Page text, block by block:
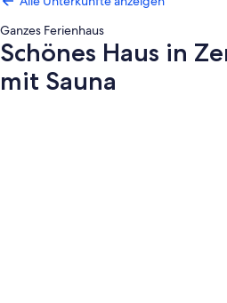
Ganzes Ferienhaus
Schönes Haus in
mit Sauna